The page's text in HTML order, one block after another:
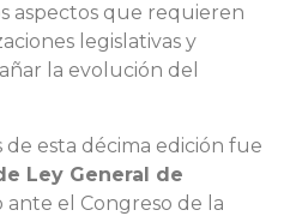
aspectos que requieren
legislativas y
la evolución del
de esta décima edición fue
Ley General de
ante el Congreso de la